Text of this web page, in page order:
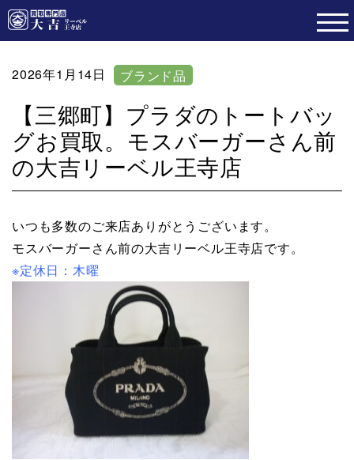
2026年1月14日 ブランド品
【三郷町】プラダのトートバッ
グお買取。モスバーガーさん前
の大吉リーベル王寺店
いつも多数のご来店ありがとうございます。
モスバーガーさん前の大吉リーベル王寺店です。
※定休日：木曜